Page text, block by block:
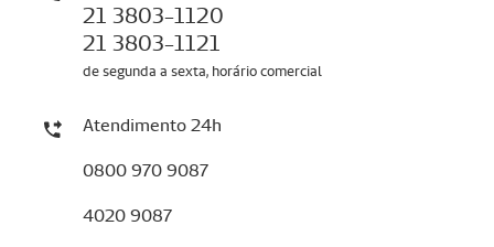
21 3803-1120
21 3803-1121
de segunda a sexta, horário comercial
Atendimento 24h
0800 970 9087
4020 9087